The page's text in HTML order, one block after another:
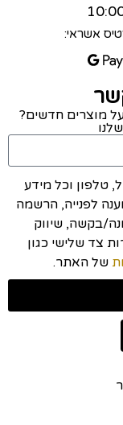
אשראי:
מוצרים חדשים?
טלפון וכל מידע
לפנייה, הרשמה
בקשה, שיווק
צד שלישי כגון
של האתר.